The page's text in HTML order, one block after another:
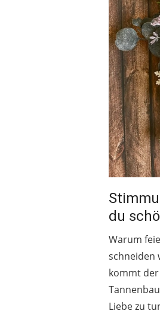
du
Warum
schneiden
kommt der
Liebe zu